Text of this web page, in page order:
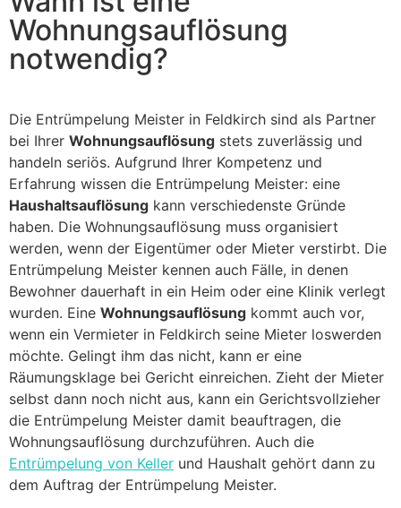
Wohnungsauflösung
notwendig?
Die Entrümpelung Meister in Feldkirch sind als Partner
bei Ihrer Wohnungsauflösung stets zuverlässig und
handeln seriös. Aufgrund Ihrer Kompetenz und
Erfahrung wissen die Entrümpelung Meister: eine
Haushaltsauflösung kann verschiedenste Gründe
haben. Die Wohnungsauflösung muss organisiert
werden, wenn der Eigentümer oder Mieter verstirbt. Die
Entrümpelung Meister kennen auch Fälle, in denen
Bewohner dauerhaft in ein Heim oder eine Klinik verlegt
wurden. Eine Wohnungsauflösung kommt auch vor,
wenn ein Vermieter in Feldkirch seine Mieter loswerden
möchte. Gelingt ihm das nicht, kann er eine
Räumungsklage bei Gericht einreichen. Zieht der Mieter
selbst dann noch nicht aus, kann ein Gerichtsvollzieher
die Entrümpelung Meister damit beauftragen, die
Wohnungsauflösung durchzuführen. Auch die
Entrümpelung von Keller und Haushalt gehört dann zu
dem Auftrag der Entrümpelung Meister.